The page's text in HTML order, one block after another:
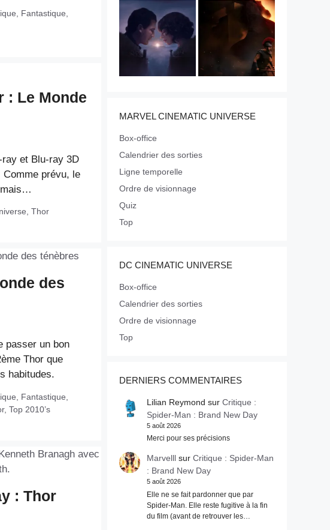
, Fantastique,
: Le Monde
et Blu-ray 3D
Comme prévu, le
mais…
Thor
des
passer un bon
Thor que
habitudes.
Fantastique
, Top 2010’s
: Thor
MARVEL CINEMATIC UNIVERSE
Box-office
Calendrier des sorties
Ligne temporelle
Ordre de visionnage
Quiz
Top
DC CINEMATIC UNIVERSE
Box-office
Calendrier des sorties
Ordre de visionnage
Top
DERNIERS COMMENTAIRES
Lilian Reymond sur Critique :
Spider-Man : Brand New Day
5 août 2026
Merci pour ses précisions
Marvelllsur Critique : Spider-Man
: Brand New Day
5 août 2026
Elle ne se fait pardonner que par
Spider-Man. Elle reste fugitive à la fin
du film (avant de retrouver les…